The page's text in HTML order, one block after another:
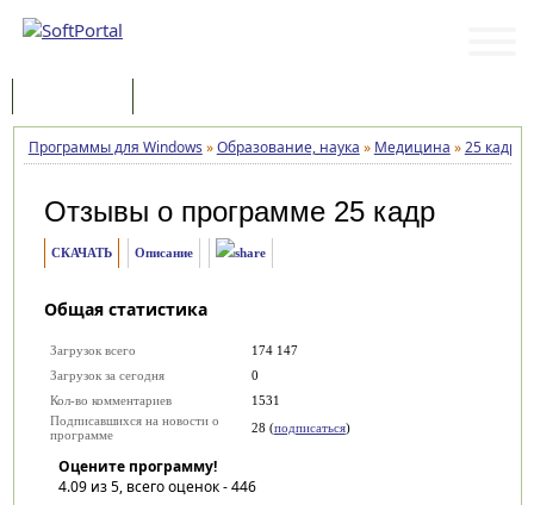
Программы для Windows »Образование, наука » Медицина »25 кадр
Отзывы о программе 25 кадр
СКАЧАТЬ Описание
Общая статистика
Загрузок всего
174 147
Загрузок за сегодня
0
Кол-во комментариев
1531
Подписавшихся на новости о
программе
28 (подписаться)
Оцените программу!
4.09из 5, всего оценок -446